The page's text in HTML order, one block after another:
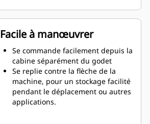
grâce à la courbure unique de la
pince et à la denture des dents
Obtenez les pinces les plus
appropriées à vos applications.
Avec quatre configurations de
pointes, sélectionnez la meilleure
option, pour une préhension
complète ou le repli de la flèche
lors du transport.
La gestion de plusieurs
Facile à manœuvrer
Se commande facilement depuis la
cabine séparément du godet
Se replie contre la flèche de la
machine, pour un stockage facilité
pendant le déplacement ou autres
applications.